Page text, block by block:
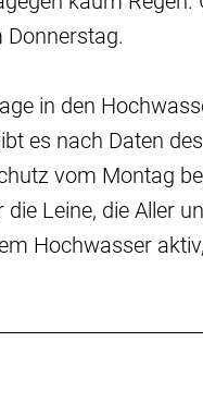
Donnerstag.
in den
es nach Daten
vom Montag
Leine, die Aller
Hochwasser